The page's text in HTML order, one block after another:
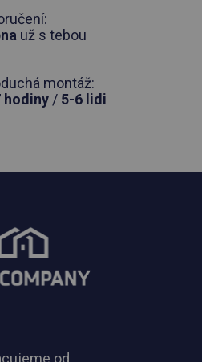
už s tebou
montáž:
hodiny / 5-6 lidi